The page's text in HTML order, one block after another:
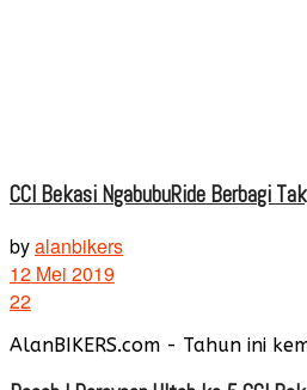
CCI Bekasi NgabubuRide Berbagi
byalanbikers
12 Mei 2019
22
AlanBIKERS.com - Tahun ini